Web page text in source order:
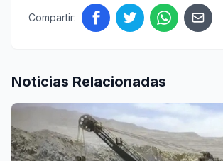
Compartir:
Noticias Relacionadas